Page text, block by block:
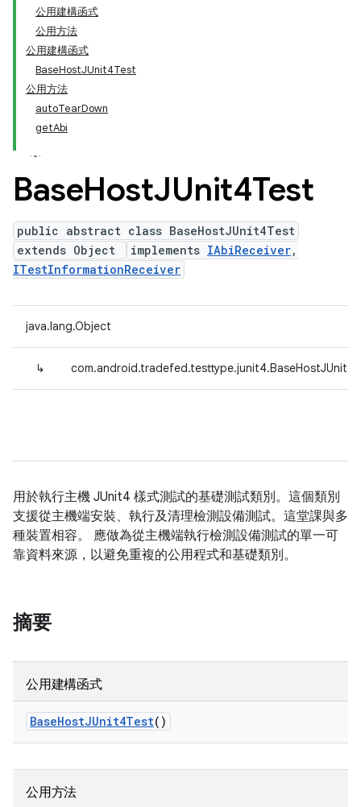
公用建構函式
公用方法
公用建構函式
BaseHostJUnit4Test
公用方法
autoTearDown
getAbi
BaseHostJUnit4Test
public abstract class BaseHostJUnit4Test
extends Object
implements IAbiReceiver,
ITestInformationReceiver
java.lang.Object
↳
用於執行主機 JUnit4 樣式測試的基礎測試類別。這個類別
支援從主機端安裝、執行及清理檢測設備測試。這堂課與多
種裝置相容。 應做為從主機端執行檢測設備測試的單一可
靠資料來源，以避免重複的公用程式和基礎類別。
摘要
公用建構函式
BaseHostJUnit4Test()
公用方法